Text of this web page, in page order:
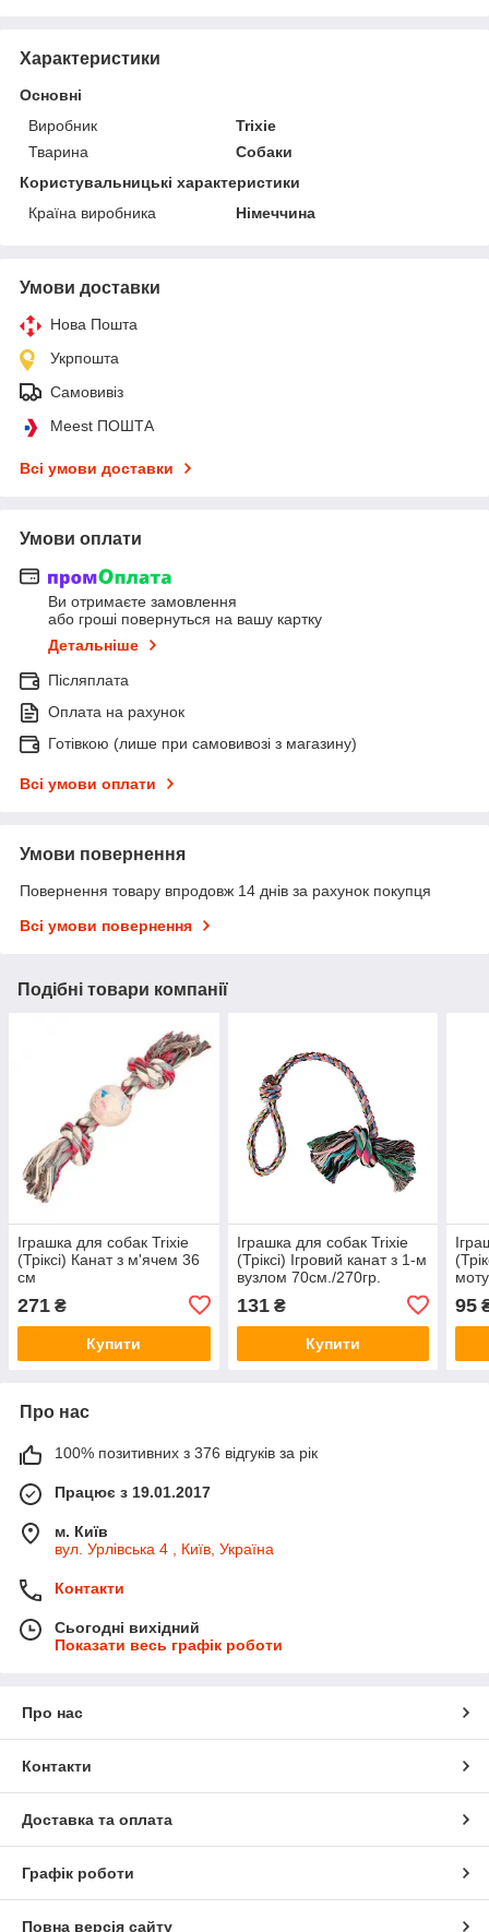
Характеристики
Основні
Виробник
Trixie
Тварина
Собаки
Користувальницькі характеристики
Країна виробника
Німеччина
Умови доставки
Нова Пошта
Укрпошта
Самовивіз
Meest ПОШТА
Всі умови доставки
Умови оплати
Ви отримаєте замовлення
або гроші повернуться на вашу картку
Детальніше
Післяплата
Оплата на рахунок
Готівкою (лише при самовивозі з магазину)
Всі умови оплати
Умови повернення
Повернення товару впродовж 14 днів за рахунок покупця
Всі умови повернення
Подібні товари компанії
Іграшка для собак Trixie
(Тріксі) Канат з м'ячем 36
см
271 ₴
Купити
Іграшка для собак Trixie
(Тріксі) Ігровий канат з 1-м
вузлом 70см./270гр.
131₴
Купити
95
Про нас
100% позитивних з 376 відгуків за рік
Працює з 19.01.2017
м. Київ
вул. Урлівська 4 , Київ, Україна
Контакти
Сьогодні вихідний
Показати весь графік роботи
Про нас
Контакти
Доставка та оплата
Графік роботи
Повна версія сайту